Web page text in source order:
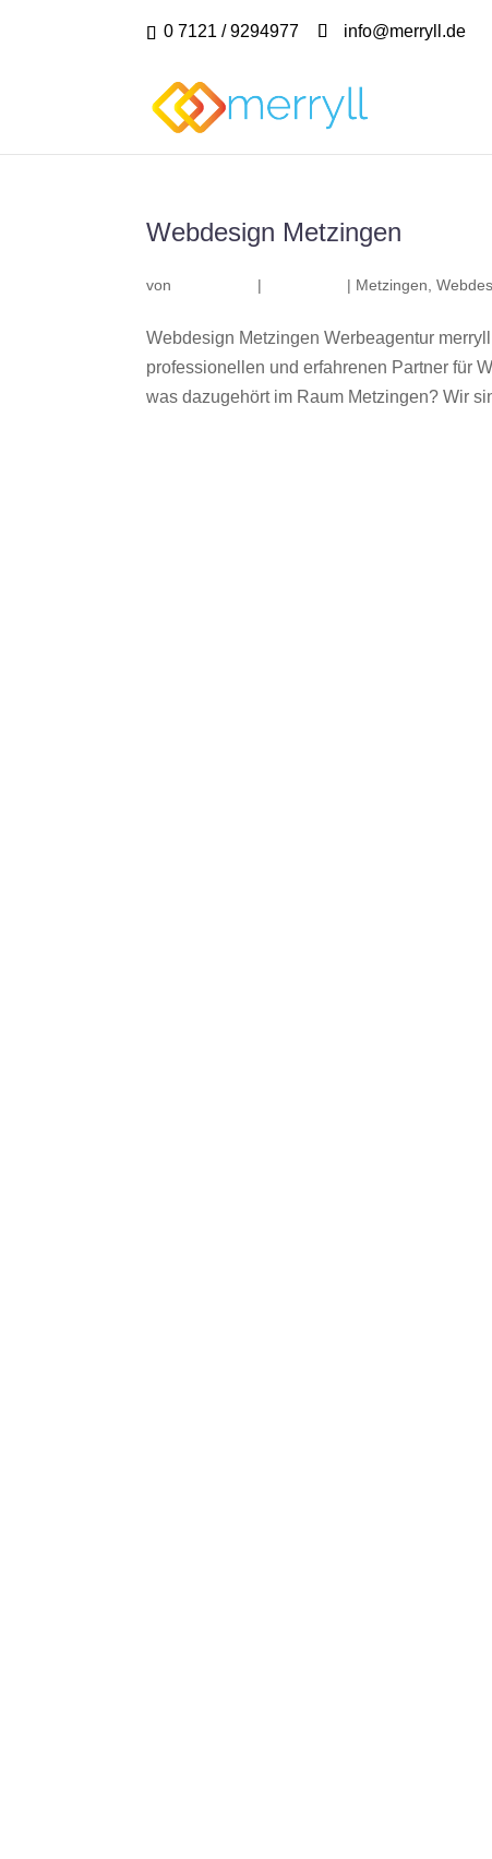
0 7121 / 9294977 info@merryll.de
Webdesign Metzingen
von | | Metzingen ,
Webdesign Metzingen Werbeagentur
professionellen und erfahrenen Partner für
was dazugehört im Raum Metzingen? Wir